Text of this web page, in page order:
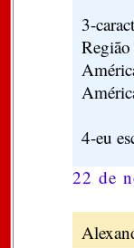
3-
4-eu
22 de